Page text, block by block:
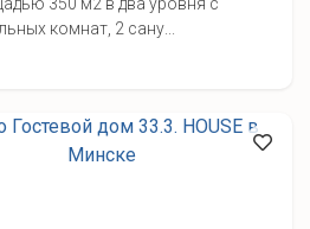
комнат, 2 сану...